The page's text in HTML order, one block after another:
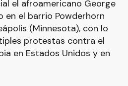
el afroamericano George
en el barrio Powderhorn
(Minnesota), con lo
protestas contra el
en Estados Unidos y en